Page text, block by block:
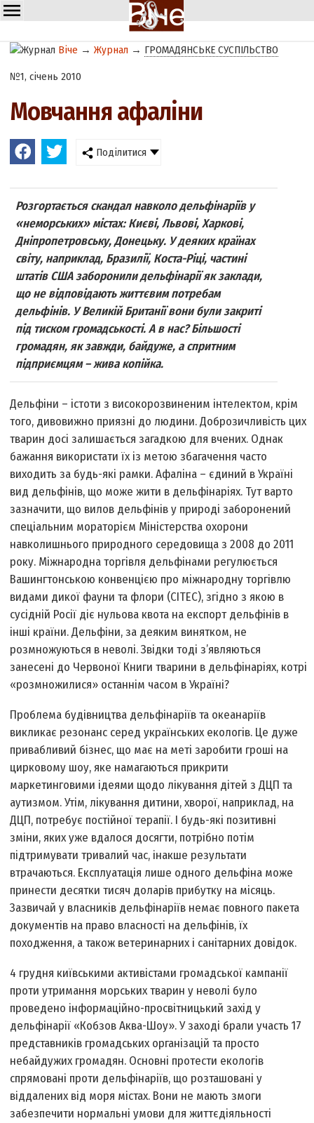
Віче →Журнал → ГРОМАДЯНСЬКЕ СУСПІЛЬСТВО
№1, січень 2010
Мовчання афаліни
Поділитися
Розгортається скандал навколо дельфінаріїв у
«неморських» містах: Києві, Львові, Харкові,
Дніпропетровську, Донецьку. У деяких країнах
світу, наприклад, Бразилії, Коста-Ріці, частині
штатів США заборонили дельфінарії як заклади,
що не відповідають життєвим потребам
дельфінів. У Великій Британії вони були закриті
під тиском громадськості. А в нас? Більшості
громадян, як завжди, байдуже, а спритним
підприємцям – жива копійка.
Дельфіни – істоти з високорозвиненим інтелектом, крім
того, дивовижно приязні до людини. Доброзичливість цих
тварин досі залишається загадкою для вчених. Однак
бажання використати їх із метою збагачення часто
виходить за будь-які рамки. Афаліна – єдиний в Україні
вид дельфінів, що може жити в дельфінаріях. Тут варто
зазначити, що вилов дельфінів у природі заборонений
спеціальним мораторієм Міністерства охорони
навколишнього природного середовища з 2008 до 2011
року. Міжнародна торгівля дельфінами регулюється
Вашингтонською конвенцією про міжнародну торгівлю
видами дикої фауни та флори (СІТЕС), згідно з якою в
сусідній Росії діє нульова квота на експорт дельфінів в
інші країни. Дельфіни, за деяким винятком, не
розмножуються в неволі. Звідки тоді з’являються
занесені до Червоної Книги тварини в дельфінаріях, котрі
«розмножилися» останнім часом в Україні?
Проблема будівництва дельфінаріїв та океанаріїв
викликає резонанс серед українських екологів. Це дуже
привабливий бізнес, що має на меті заробити гроші на
цирковому шоу, яке намагаються прикрити
маркетинговими ідеями щодо лікування дітей з ДЦП та
аутизмом. Утім, лікування дитини, хворої, наприклад, на
ДЦП, потребує постійної терапії. І будь-які позитивні
зміни, яких уже вдалося досягти, потрібно потім
підтримувати тривалий час, інакше результати
втрачаються. Експлуатація лише одного дельфіна може
принести десятки тисяч доларів прибутку на місяць.
Зазвичай у власників дельфінаріїв немає повного пакета
документів на право власності на дельфінів, їх
походження, а також ветеринарних і санітарних довідок.
4 грудня київськими активістами громадської кампанії
проти утримання морських тварин у неволі було
проведено інформаційно-просвітницький захід у
дельфінарії «Кобзов Аква-Шоу». У заході брали участь 17
представників громадських організацій та просто
небайдужих громадян. Основні протести екологів
спрямовані проти дельфінаріїв, що розташовані у
віддалених від моря містах. Вони не мають змоги
забезпечити нормальні умови для життєдіяльності